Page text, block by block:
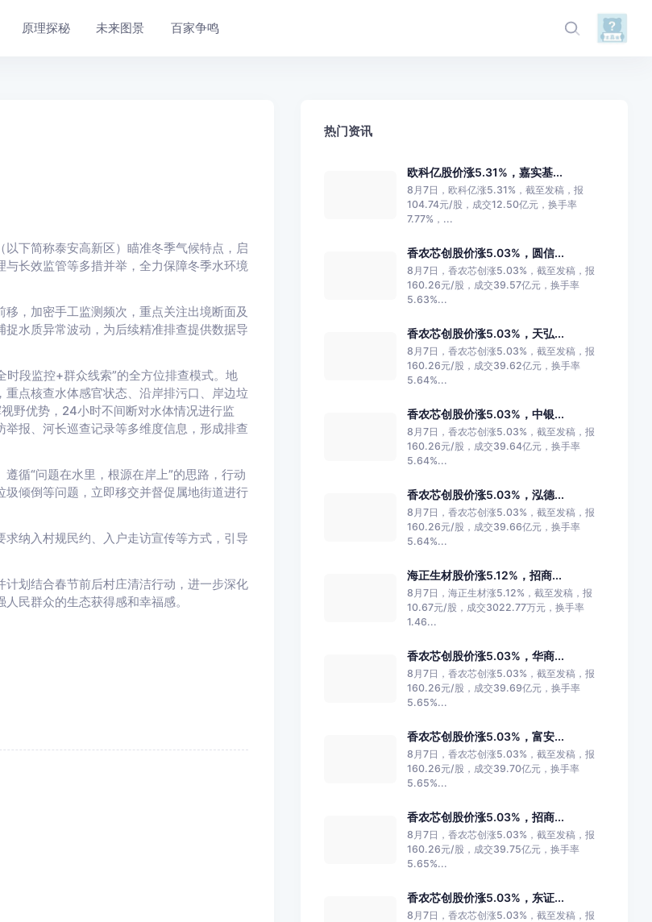
原理探秘 未来图景 百家争鸣
下简称泰安高新区）瞄准冬季气候特点，启
长效监管等多措并举，全力保障冬季水环境
，加密手工监测频次，重点关注出境断面及
水质异常波动，为后续精准排查提供数据导
段监控+群众线索”的全方位排查模式。地
点核查水体感官状态、沿岸排污口、岸边垃
野优势，24小时不间断对水体情况进行监
报、河长巡查记录等多维度信息，形成排查
循“问题在水里，根源在岸上”的思路，行动
倾倒等问题，立即移交并督促属地街道进行
纳入村规民约、入户走访宣传等方式，引导
划结合春节前后村庄清洁行动，进一步深化
民群众的生态获得感和幸福感。
热门资讯
欧科亿股价涨5.31%，嘉实基...
8月7日，欧科亿涨5.31%，截至发稿，报
104.74元/股，成交12.50亿元，换手率
7.77%，...
香农芯创股价涨5.03%，圆信...
8月7日，香农芯创涨5.03%，截至发稿，报
160.26元/股，成交39.57亿元，换手率
5.63%...
香农芯创股价涨5.03%，天弘...
8月7日，香农芯创涨5.03%，截至发稿，报
160.26元/股，成交39.62亿元，换手率
5.64%...
香农芯创股价涨5.03%，中银...
8月7日，香农芯创涨5.03%，截至发稿，报
160.26元/股，成交39.64亿元，换手率
5.64%...
香农芯创股价涨5.03%，泓德...
8月7日，香农芯创涨5.03%，截至发稿，报
160.26元/股，成交39.66亿元，换手率
5.64%...
海正生材股价涨5.12%，招商...
8月7日，海正生材涨5.12%，截至发稿，报
10.67元/股，成交3022.77万元，换手率
1.46...
香农芯创股价涨5.03%，华商...
8月7日，香农芯创涨5.03%，截至发稿，报
160.26元/股，成交39.69亿元，换手率
5.65%...
香农芯创股价涨5.03%，富安...
8月7日，香农芯创涨5.03%，截至发稿，报
160.26元/股，成交39.70亿元，换手率
5.65%...
香农芯创股价涨5.03%，招商...
8月7日，香农芯创涨5.03%，截至发稿，报
160.26元/股，成交39.75亿元，换手率
5.65%...
香农芯创股价涨5.03%，东证...
8月7日，香农芯创涨5.03%，截至发稿，报